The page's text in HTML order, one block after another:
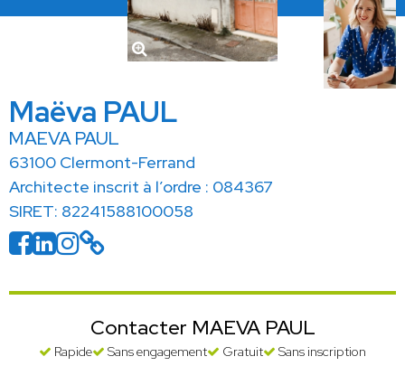
Maëva PAUL
MAEVA PAUL
63100 Clermont-Ferrand
Architecte inscrit à l’ordre : 084367
SIRET: 82241588100058
Contacter MAEVA PAUL
Rapide Sans engagement Gratuit Sans inscription